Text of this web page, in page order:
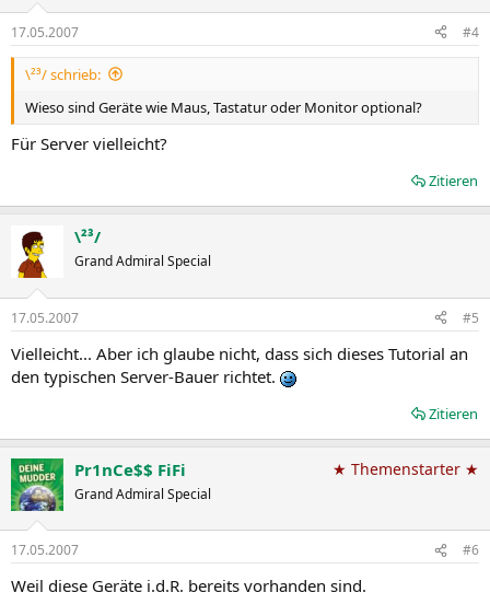
17.05.2007 #4
\²³/ schrieb:
Wieso sind Geräte wie Maus, Tastatur oder Monitor optional?
Für Server vielleicht?
Zitieren
\²³/
Grand Admiral Special
17.05.2007 #5
Vielleicht... Aber ich glaube nicht, dass sich dieses Tutorial an
den typischen Server-Bauer richtet.
Zitieren
Pr1nCe$$ FiFi
Grand Admiral Special
★ Themenstarter ★
17.05.2007 #6
Weil diese Geräte i.d.R. bereits vorhanden sind.